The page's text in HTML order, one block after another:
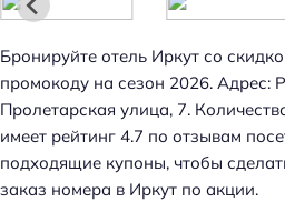
Бронируйте отель Иркут со
промокоду на сезон 2026. Адрес:
Пролетарская улица, 7.
имеет рейтинг 4.7 по отзывам
подходящие купоны, чтобы
заказ номера в Иркут по акции.